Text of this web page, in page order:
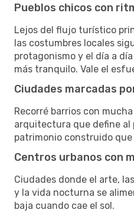
Pueblos chicos con
Lejos del flujo turístico
las costumbres locales
protagonismo y el día a
más tranquilo. Vale el
Ciudades marcadas
Recorré barrios con
arquitectura que define al
patrimonio construido
Centros urbanos con
Ciudades donde el arte,
y la vida nocturna se
baja cuando cae el sol.